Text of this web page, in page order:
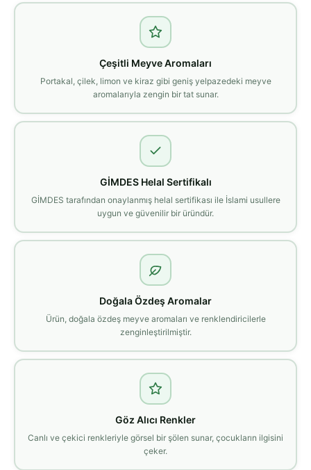
Çeşitli Meyve Aromaları
Portakal, çilek, limon ve kiraz gibi geniş yelpazedeki meyve
aromalarıyla zengin bir tat sunar.
GİMDES Helal Sertifikalı
GİMDES tarafından onaylanmış helal sertifikası ile İslami usullere
uygun ve güvenilir bir üründür.
Doğala Özdeş Aromalar
Ürün, doğala özdeş meyve aromaları ve renklendiricilerle
zenginleştirilmiştir.
Göz Alıcı Renkler
Canlı ve çekici renkleriyle görsel bir şölen sunar, çocukların ilgisini
çeker.